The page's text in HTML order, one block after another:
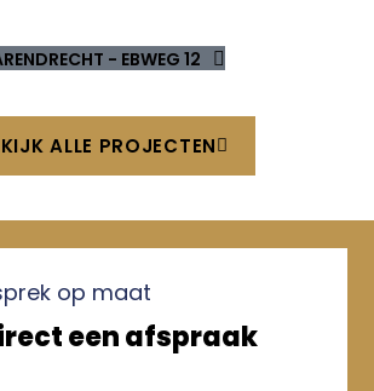
- EBWEG 12
ALLE PROJECTEN
op maat
een afspraak